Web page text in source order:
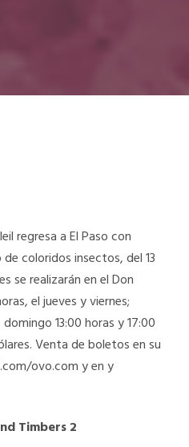
regresa a El Paso con
coloridos insectos, del 13
se realizarán en el Don
el jueves y viernes;
13:00 horas y 17:00
Venta de boletos en su
ovo.com y en y
Timbers 2